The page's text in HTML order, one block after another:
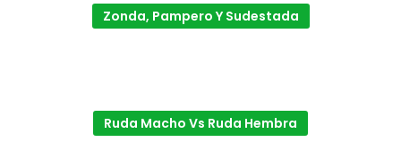
Zonda, Pampero Y Sudestada
Ruda Macho Vs Ruda Hembra